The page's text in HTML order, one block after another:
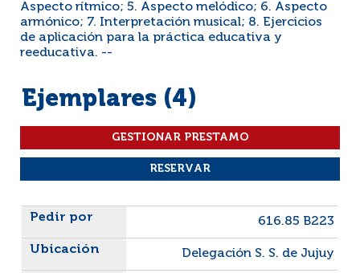
Aspecto rítmico; 5. Aspecto melódico; 6. Aspecto
armónico; 7. Interpretación musical; 8. Ejercicios
de aplicación para la práctica educativa y
reeducativa. --
Ejemplares (4)
Liste des exemplaires
616.85 B223
Delegación S. S. de Jujuy